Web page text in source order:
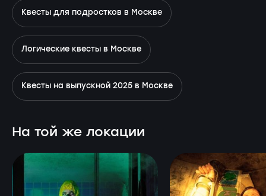
Квесты для подростков в Москве
Логические квесты в Москве
Квесты на выпускной 2025 в Москве
На той же локации